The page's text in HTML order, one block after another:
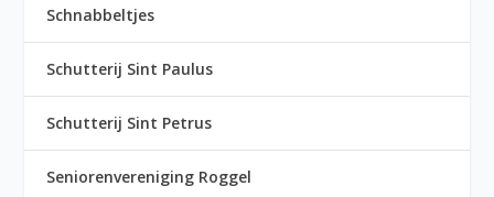
Schnabbeltjes
Schutterij Sint Paulus
Schutterij Sint Petrus
Seniorenvereniging Roggel